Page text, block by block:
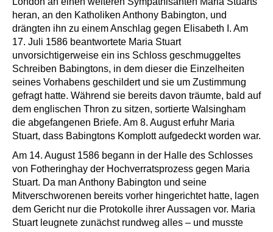
heran, an den Katholiken Anthony Babington, und
drängten ihn zu einem Anschlag gegen Elisabeth I. Am
17. Juli 1586 beantwortete Maria Stuart
unvorsichtigerweise ein ins Schloss geschmuggeltes
Schreiben Babingtons, in dem dieser die Einzelheiten
seines Vorhabens geschildert und sie um Zustimmung
gefragt hatte. Während sie bereits davon träumte, bald auf
dem englischen Thron zu sitzen, sortierte Walsingham
die abgefangenen Briefe. Am 8. August erfuhr Maria
Stuart, dass Babingtons Komplott aufgedeckt worden war.
Am 14. August 1586 begann in der Halle des Schlosses
von Fotheringhay der Hochverratsprozess gegen Maria
Stuart. Da man Anthony Babington und seine
Mitverschworenen bereits vorher hingerichtet hatte, lagen
dem Gericht nur die Protokolle ihrer Aussagen vor. Maria
Stuart leugnete zunächst rundweg alles – und musste